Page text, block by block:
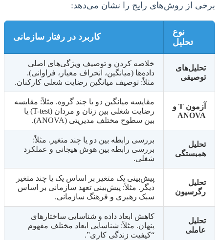
برخی از روش‌های رایج را نشان می‌دهد:
نوع
تحلیل
کاربرد در رفتار سازمانی
تحلیل‌های
توصیفی
خلاصه کردن و توصیف ویژگی‌های اصلی
داده‌ها (میانگین، انحراف معیار، فراوانی).
مثلاً: توصیف میانگین رضایت شغلی کارکنان.
آزمون T و
ANOVA
مقایسه میانگین دو یا چند گروه. مثلاً: مقایسه
رضایت شغلی بین زنان و مردان (T-test) یا
بین سطوح مختلف مدیریتی (ANOVA).
تحلیل
همبستگی
بررسی رابطه بین دو یا چند متغیر. مثلاً:
بررسی رابطه بین هوش هیجانی و عملکرد
شغلی.
تحلیل
رگرسیون
پیش‌بینی یک متغیر بر اساس یک یا چند متغیر
دیگر. مثلاً: پیش‌بینی تعهد سازمانی بر اساس
سبک رهبری و فرهنگ سازمانی.
تحلیل
عاملی
کاهش ابعاد داده و شناسایی ساختارهای
پنهان. مثلاً: شناسایی ابعاد مختلف مفهوم
“کیفیت زندگی کاری”.